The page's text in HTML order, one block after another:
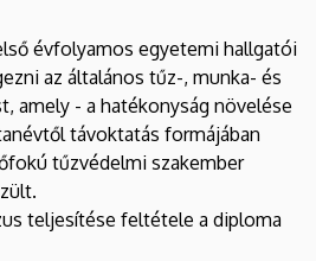
évfolyamos egyetemi hallgatói
az általános tűz-, munka- és
amely - a hatékonyság növelése
távoktatás formájában
tűzvédelmi szakember
teljesítése feltétele a diploma